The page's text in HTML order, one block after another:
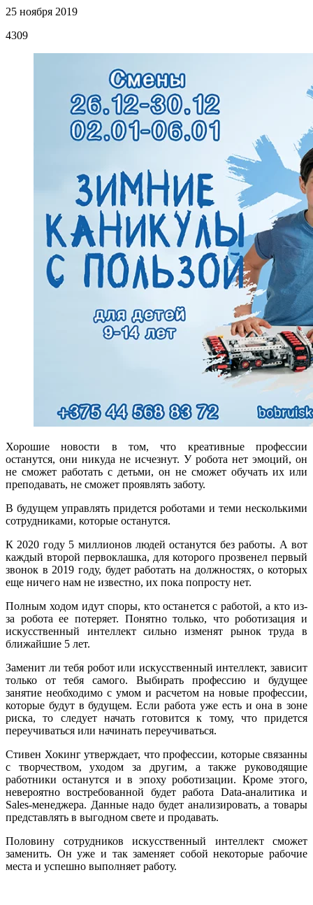
25 ноября 2019
4309
Хорошие новости в том, что креативные профессии
останутся, они никуда не исчезнут. У робота нет эмоций, он
не сможет работать с детьми, он не сможет обучать их или
преподавать, не сможет проявлять заботу.
В будущем управлять придется роботами и теми несколькими
сотрудниками, которые останутся.
К 2020 году 5 миллионов людей останутся без работы. А вот
каждый второй первоклашка, для которого прозвенел первый
звонок в 2019 году, будет работать на должностях, о которых
еще ничего нам не известно, их пока попросту нет.
Полным ходом идут споры, кто останется с работой, а кто из-
за робота ее потеряет. Понятно только, что роботизация и
искусственный интеллект сильно изменят рынок труда в
ближайшие 5 лет.
Заменит ли тебя робот или искусственный интеллект, зависит
только от тебя самого. Выбирать профессию и будущее
занятие необходимо с умом и расчетом на новые профессии,
которые будут в будущем. Если работа уже есть и она в зоне
риска, то следует начать готовится к тому, что придется
переучиваться или начинать переучиваться.
Стивен Хокинг утверждает, что профессии, которые связанны
с творчеством, уходом за другим, а также руководящие
работники останутся и в эпоху роботизации. Кроме этого,
невероятно востребованной будет работа Data-аналитика и
Sales-менеджера. Данные надо будет анализировать, а товары
представлять в выгодном свете и продавать.
Половину сотрудников искусственный интеллект сможет
заменить. Он уже и так заменяет собой некоторые рабочие
места и успешно выполняет работу.